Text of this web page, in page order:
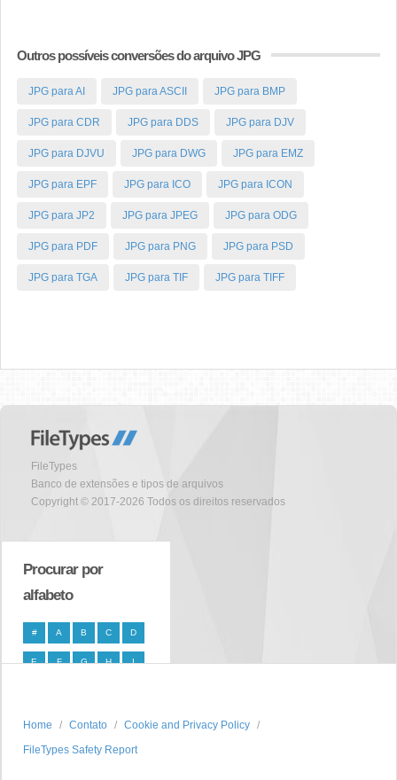
Outros possíveis conversões do arquivo JPG
JPG para AI JPG para ASCII JPG para BMP
JPG para CDR JPG para DDS JPG para DJV
JPG para DJVU JPG para DWG JPG para EMZ
JPG para EPF JPG para ICO JPG para ICON
JPG para JP2 JPG para JPEG JPG para ODG
JPG para PDF JPG para PNG JPG para PSD
JPG para TGA JPG para TIF JPG para TIFF
FileTypes
Banco de extensões e tipos de arquivos
Copyright © 2017-2026 Todos os direitos reservados
Procurar por
alfabeto
# A B C D
E F G H I
P S
T U V W X
Home Contato
Cookie and Privacy Policy
FileTypes Safety Report